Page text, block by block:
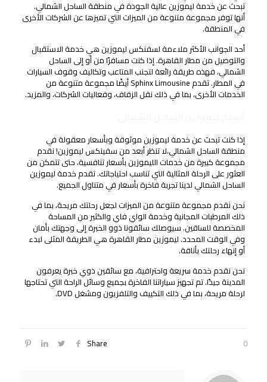
تبحث عن خدمة ليموزين عالية الجودة في منطقة الساحل الشمالي.
أنها توفر مجموعة متنوعة من الميزات التي تميزها عن الشركات الأخرى
في المنطقة.
أحد الجوانب الأكثر ملاءمة لسفنكس ليموزين هي خدمة الاستقبال
والتوصيل من مطار القاهرة. إذا كنت مسافرًا من أو إلى الساحل
الشمالي، فهذه طريقة رائعة لتجنب المتاعب وتكاليف وقوف السيارات
في المطار. تقدم Sphinx Limousine أيضًا مجموعة متنوعة من
الخدمات الأخرى، بما في ذلك نقل الزفاف، وفعاليات الشركات، والمزيد.
إذا كنت تبحث عن خدمة ليموزين موثوقة وبأسعار معقولة في
منطقة الساحل الشمالي،لا تنظر أبعد من سفينكس ليموزين! نقدم
مجموعة كبيرة من خدمات الليموزين بأسعار تنافسية، حتى تتمكن من
العثور على الرحلة المثالية التي تناسب احتياجاتك. تقدم خدمة ليموزين
الساحل الشمالي لدينا تجربة فاخرة بأسعار في متناول الجميع.
نحن نقدم مجموعة متنوعة من الميزات لجعل رحلتك مريحة، بما في
ذلك المرطبات المجانية وخدمة الواي فاي والكثير من المساحة
المخصصة للساقين. سيوصلك سائقونا ذوو الخبرة إلى وجهتك بأمان
وفي الوقت المحدد. ليموزين مطار القاهرة هي الطريقة المثلى لبدء
أو إنهاء رحلتك بأناقة.
نحن نقدم خدمة سريعة واحترافية، مع سائقين ذوي خبرة يعرفون
المدينة جيدًا. تم تجهيز سياراتنا الفاخرة بجميع وسائل الراحة التي تحتاجها
لرحلة مريحة، بما في ذلك التكييف والتلفزيون ومشغل DVD.
Share 0